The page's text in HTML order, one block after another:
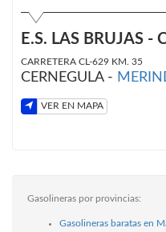
E.S. LAS BRUJAS -
CARRETERA CL-629 KM. 35
CERNEGULA -
VER EN MAPA
Gasolineras por provincias:
Gasolineras baratas en